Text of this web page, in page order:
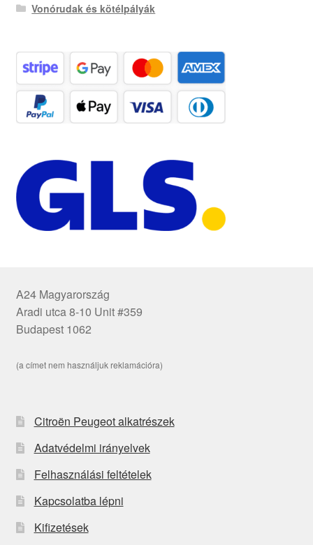
Vonórudak és kötélpályák
A24 Magyarország
Aradi utca 8-10 Unit #359
Budapest 1062
(a címet nem használjuk reklamációra)
Citroën Peugeot alkatrészek
Adatvédelmi irányelvek
Felhasználási feltételek
Kapcsolatba lépni
Kifizetések